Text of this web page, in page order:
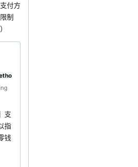
支付方
制
支
指
钱